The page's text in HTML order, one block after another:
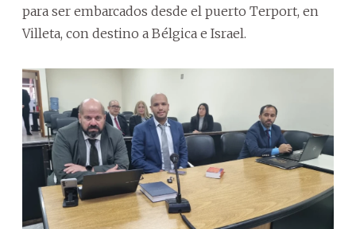
para ser embarcados desde el puerto Terport, en
Villeta, con destino a Bélgica e Israel.